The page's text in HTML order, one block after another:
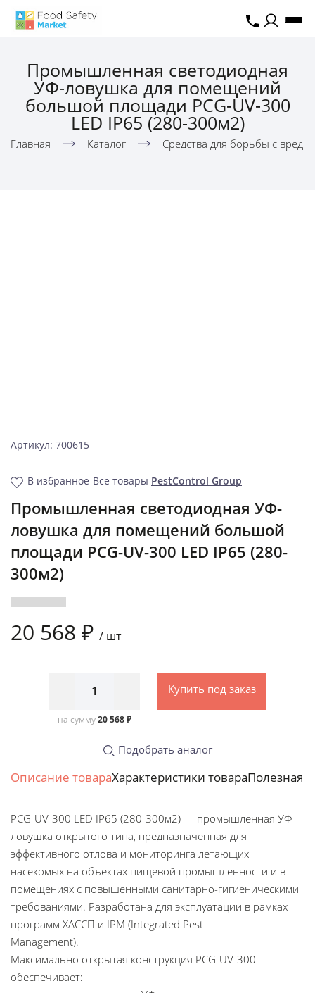
Промышленная светодиодная
УФ-ловушка для помещений
большой площади PCG-UV-300
LED IP65 (280-300м2)
Главная Каталог Средства для борьбы с
Артикул: 700615
В избранное Все товары PestControl Group
Промышленная светодиодная УФ-
ловушка для помещений большой
площади PCG-UV-300 LED IP65 (280-
300м2)
20 568 ₽ / шт
на сумму20 568 ₽
Купить под заказ
Подобрать аналог
Описание товараХарактеристики товараПолезная
PCG-UV-300 LED IP65 (280-300м2) — промышленная УФ-
ловушка открытого типа, предназначенная для
эффективного отлова и мониторинга летающих
насекомых на объектах пищевой промышленности и в
помещениях с повышенными санитарно-гигиеническими
требованиями. Разработана для эксплуатации в рамках
программ ХАССП и IPM (Integrated Pest
Максимально открытая конструкция PCG-UV-300
обеспечивает: